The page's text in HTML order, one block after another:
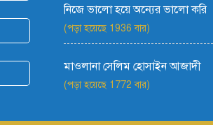
নিজে ভালো হয়ে অন্যের ভালো করি
(পড়া হয়েছে 1936 বার)
মাওলানা সেলিম হোসাইন আজাদী
(পড়া হয়েছে 1772 বার)